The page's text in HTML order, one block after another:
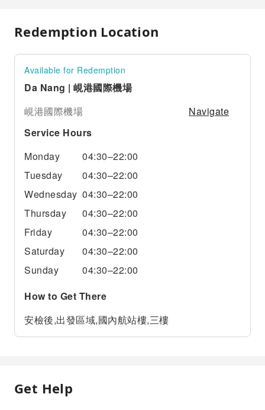
Redemption Location
Available for Redemption
Da Nang | 峴港國際機場
峴港國際機場
Navigate
Service Hours
Monday
04:30–22:00
Tuesday
04:30–22:00
Wednesday 04:30–22:00
Thursday
04:30–22:00
Friday
04:30–22:00
Saturday
04:30–22:00
Sunday
04:30–22:00
How to Get There
安檢後,出發區域,國內航站樓,三樓
Get Help